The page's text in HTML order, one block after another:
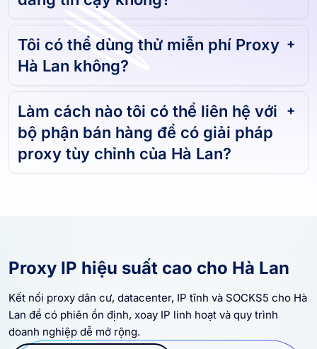
đáng tin cậy không?
Tôi có thể dùng thử miễn phí Proxy
Làm cách nào tôi có thể liên hệ với
bộ phận bán hàng để có giải pháp
Proxy IP hiệu suất cao cho Hà Lan
Kết nối proxy dân cư, datacenter, IP tĩnh và SOCKS5 cho Hà
Lan để có phiên ổn định, xoay IP linh hoạt và quy trình